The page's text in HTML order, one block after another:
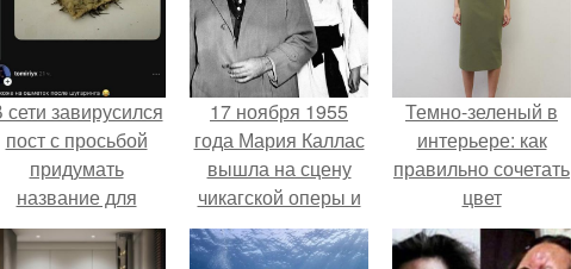
сети завирусился
пост с просьбой
придумать
название для
домашней
запеканки.
17 ноября 1955
года Мария Каллас
вышла на сцену
чикагской оперы и
сорвала овации.
Темно-зеленый в
интерьере: как
правильно сочетать
цвет